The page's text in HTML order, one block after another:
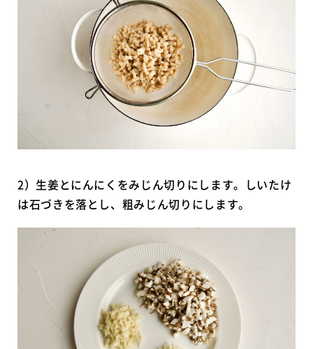
2）生姜とにんにくをみじん切りにします。しいたけ
は石づきを落とし、粗みじん切りにします。